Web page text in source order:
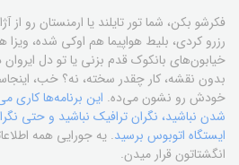
فکرشو بکن، شما تور تایلند یا ارمنستان رو
رزرو کردی، بلیط هواپیما هم اوکی شده،
خیابون‌های بانکوک قدم بزنی یا تو دل
بدون نقشه، کار چقدر سخته، نه؟ خب،
خودش رو نشون می‌ده. این برنامه‌ها کاری
شدن نباشید، نگران ترافیک نباشید و حتی
ایستگاه اتوبوس برسید. یه جورایی همه
انگشتاتون قرار میدن.